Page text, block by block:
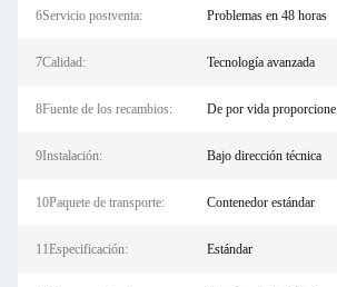
6Servicio postventa: Problemas en 48 horas
7Calidad: Tecnología avanzada
8Fuente de los recambios: De por vida proporcione
9Instalación: Bajo dirección técnica
10Paquete de transporte: Contenedor estándar
11Especificación: Estándar